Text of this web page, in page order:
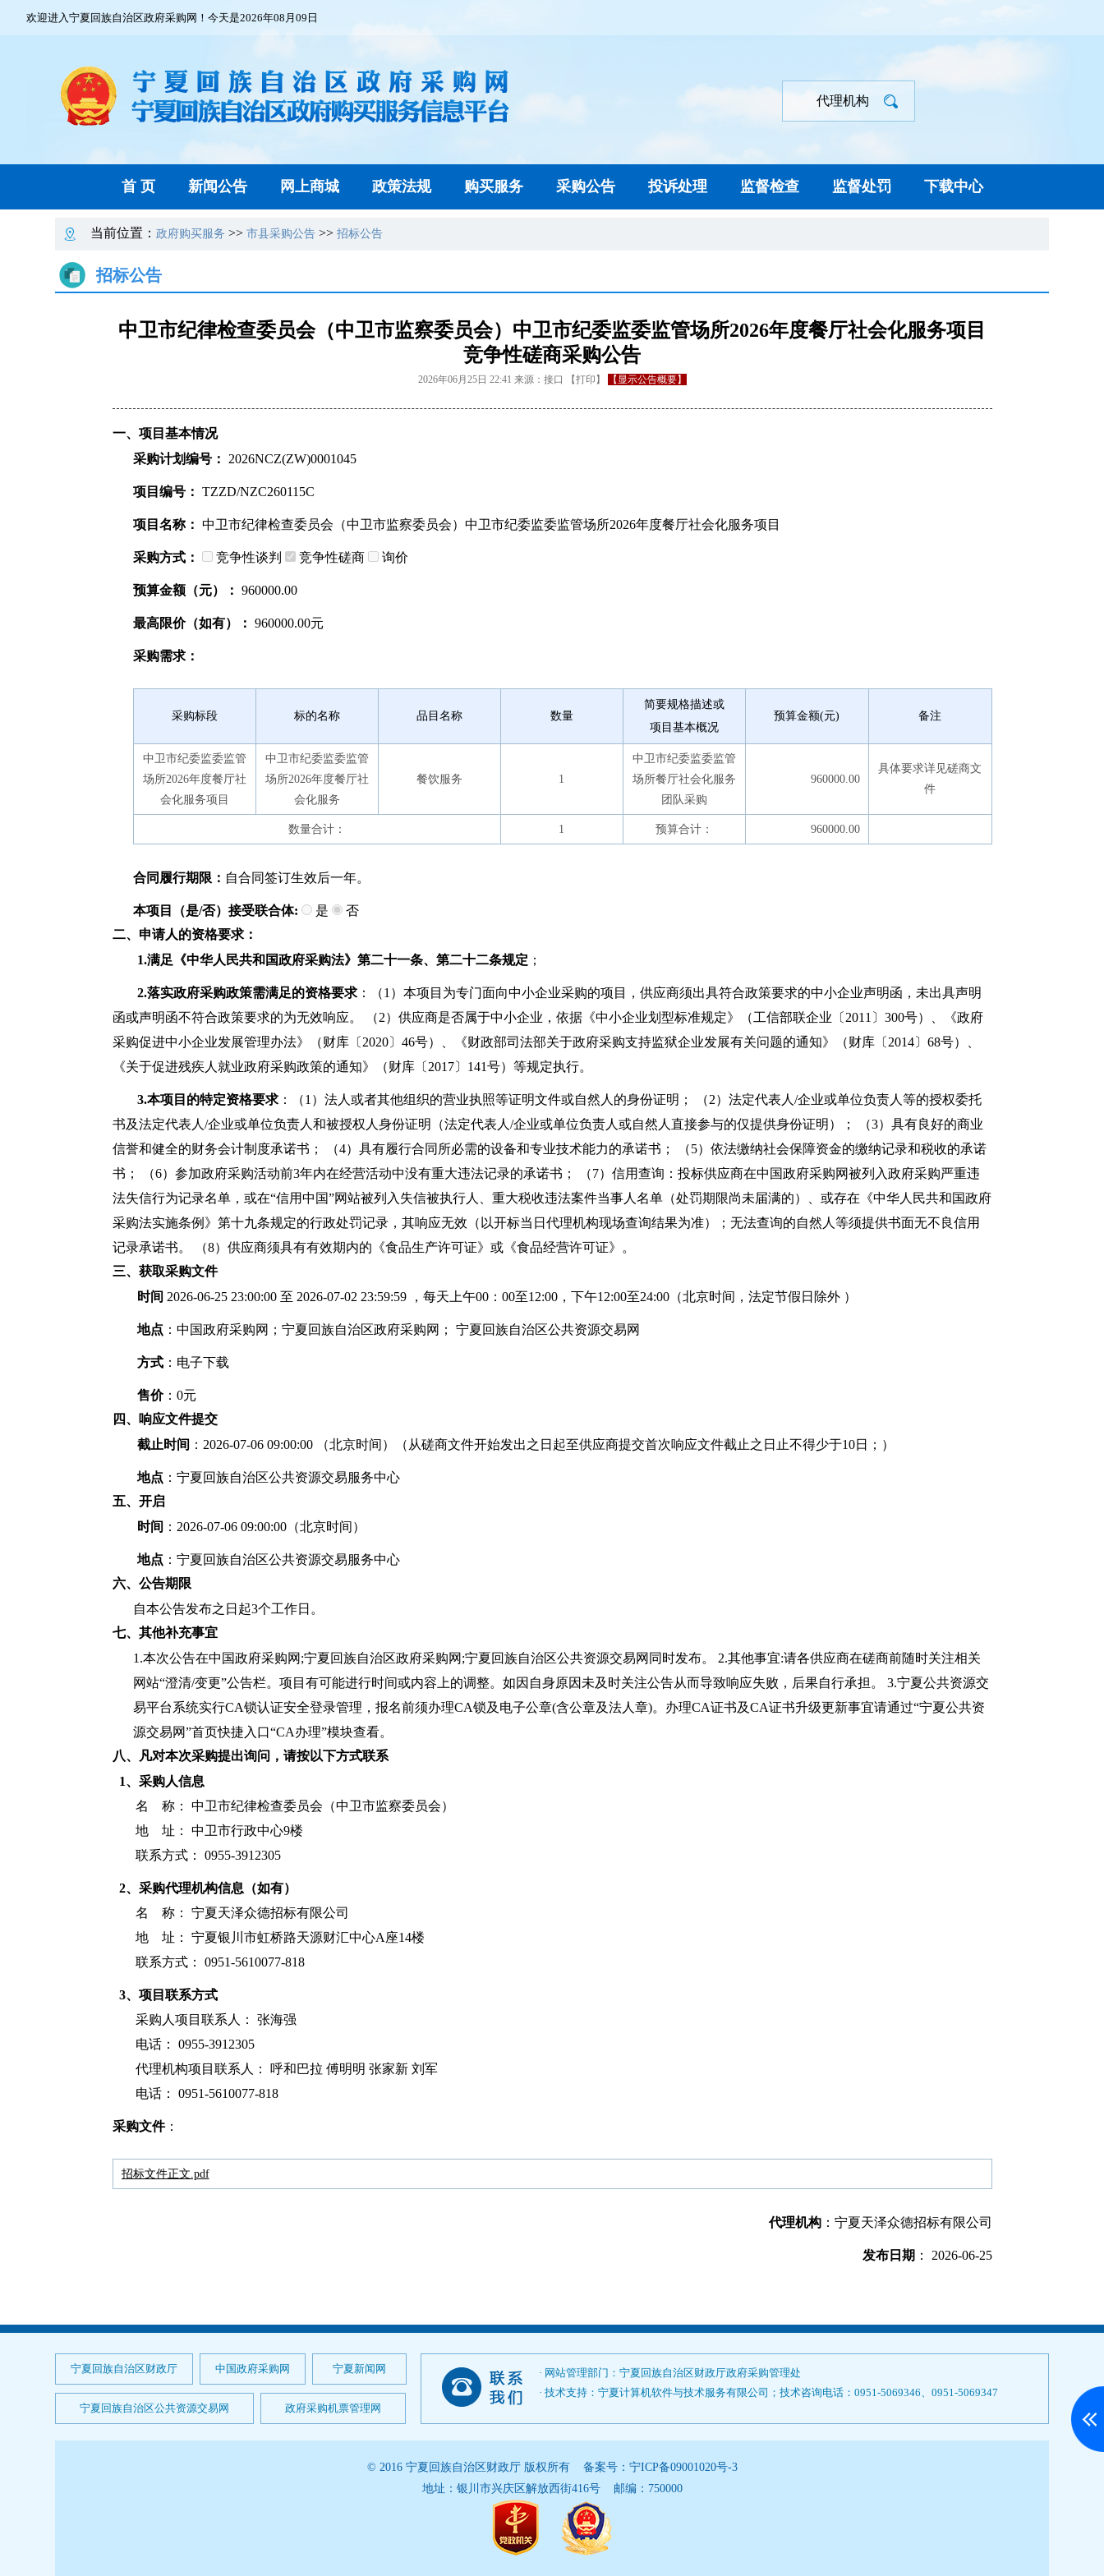
欢迎进入宁夏回族自治区政府采购网！今天是2026年08月09日
代理机构
首 页 新闻公告 网上商城 政策法规 购买服务 采购公告 投诉处理 监督检查 监督处罚 下载中心
当前位置： 政府购买服务 >> 市县采购公告 >> 招标公告
招标公告
中卫市纪律检查委员会（中卫市监察委员会）中卫市纪委监委监管场所2026年度餐厅社会化服务项目
竞争性磋商采购公告
2026年06月25日 22:41 来源： 接口 【打印 】 【显示公告概要】
一、项目基本情况
采购计划编号：
2026NCZ(ZW)0001045
项目编号： TZZD/NZC260115C
项目名称： 中卫市纪律检查委员会（中卫市监察委员会）中卫市纪委监委监管场所2026年度餐厅社会化服务项目
采购方式： 竞争性谈判 竞争性磋商 询价
预算金额（元）： 960000.00
最高限价（如有）： 960000.00元
采购需求：
采购标段 标的名称 品目名称 数量
简要规格描述或
项目基本概况
预算金额(元) 备注
中卫市纪委监委监管
场所2026年度餐厅社
会化服务项目
中卫市纪委监委监管
场所2026年度餐厅社
会化服务
餐饮服务 1
中卫市纪委监委监管
场所餐厅社会化服务
团队采购
960000.00
具体要求详见磋商文
件
数量合计： 1 预算合计： 960000.00
合同履行期限： 自合同签订生效后一年。
本项目（是/否）接受联合体: 是
否
二、申请人的资格要求：
1.满足《中华人民共和国政府采购法》第二十一条、第二十二条规定 ；
2.落实政府采购政策需满足的资格要求：（1）本项目为专门面向中小企业采购的项目，供应商须出具符合政策要求的中小企业声明函，未出具声明
函或声明函不符合政策要求的为无效响应。 （2）供应商是否属于中小企业，依据《中小企业划型标准规定》（工信部联企业〔2011〕300号）、《政府
采购促进中小企业发展管理办法》（财库〔2020〕46号）、《财政部司法部关于政府采购支持监狱企业发展有关问题的通知》（财库〔2014〕68号）、
《关于促进残疾人就业政府采购政策的通知》（财库〔2017〕141号）等规定执行。
3.本项目的特定资格要求：（1）法人或者其他组织的营业执照等证明文件或自然人的身份证明； （2）法定代表人/企业或单位负责人等的授权委托
书及法定代表人/企业或单位负责人和被授权人身份证明（法定代表人/企业或单位负责人或自然人直接参与的仅提供身份证明）； （3）具有良好的商业
信誉和健全的财务会计制度承诺书； （4）具有履行合同所必需的设备和专业技术能力的承诺书； （5）依法缴纳社会保障资金的缴纳记录和税收的承诺
书； （6）参加政府采购活动前3年内在经营活动中没有重大违法记录的承诺书； （7）信用查询：投标供应商在中国政府采购网被列入政府采购严重违
法失信行为记录名单，或在“信用中国”网站被列入失信被执行人、重大税收违法案件当事人名单（处罚期限尚未届满的）、或存在《中华人民共和国政府
采购法实施条例》第十九条规定的行政处罚记录，其响应无效（以开标当日代理机构现场查询结果为准）；无法查询的自然人等须提供书面无不良信用
记录承诺书。 （8）供应商须具有有效期内的《食品生产许可证》或《食品经营许可证》。
三、获取采购文件
时间 2026-06-25 23:00:00 至 2026-07-02 23:59:59 ，每天上午00：00至12:00，下午12:00至24:00（北京时间，法定节假日除外 ）
地点 ：中国政府采购网；宁夏回族自治区政府采购网； 宁夏回族自治区公共资源交易网
方式：电子下载
售价：0元
四、响应文件提交
截止时间 ：2026-07-06 09:00:00 （北京时间）（从磋商文件开始发出之日起至供应商提交首次响应文件截止之日止不得少于10日；）
地点 ：宁夏回族自治区公共资源交易服务中心
五、开启
时间 ：2026-07-06 09:00:00（北京时间）
地点 ：宁夏回族自治区公共资源交易服务中心
六、公告期限
自本公告发布之日起3个工作日。
七、其他补充事宜
1.本次公告在中国政府采购网;宁夏回族自治区政府采购网;宁夏回族自治区公共资源交易网同时发布。 2.其他事宜:请各供应商在磋商前随时关注相关
网站“澄清/变更”公告栏。项目有可能进行时间或内容上的调整。如因自身原因未及时关注公告从而导致响应失败，后果自行承担。 3.宁夏公共资源交
易平台系统实行CA锁认证安全登录管理，报名前须办理CA锁及电子公章(含公章及法人章)。办理CA证书及CA证书升级更新事宜请通过“宁夏公共资
源交易网”首页快捷入口“CA办理”模块查看。
八、凡对本次采购提出询问，请按以下方式联系
1、采购人信息
名 称： 中卫市纪律检查委员会（中卫市监察委员会）
地 址： 中卫市行政中心9楼
联系方式： 0955-3912305
2、采购代理机构信息（如有）
名 称： 宁夏天泽众德招标有限公司
地 址： 宁夏银川市虹桥路天源财汇中心A座14楼
联系方式： 0951-5610077-818
3、项目联系方式
采购人项目联系人： 张海强
电话： 0955-3912305
代理机构项目联系人： 呼和巴拉 傅明明 张家新 刘军
电话： 0951-5610077-818
采购文件：
招标文件正文.pdf
代理机构： 宁夏天泽众德招标有限公司
发布日期 ： 2026-06-25
宁夏回族自治区财政厅 中国政府采购网 宁夏新闻网
宁夏回族自治区公共资源交易网 政府采购机票管理网
· 网站管理部门：宁夏回族自治区财政厅政府采购管理处
· 技术支持：宁夏计算机软件与技术服务有限公司；技术咨询电话：0951-5069346、0951-5069347
© 2016 宁夏回族自治区财政厅 版权所有 备案号： 宁ICP备09001020号-3
地址：银川市兴庆区解放西街416号 邮编：750000